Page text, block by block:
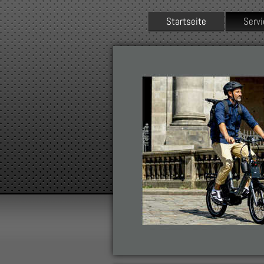
Startseite